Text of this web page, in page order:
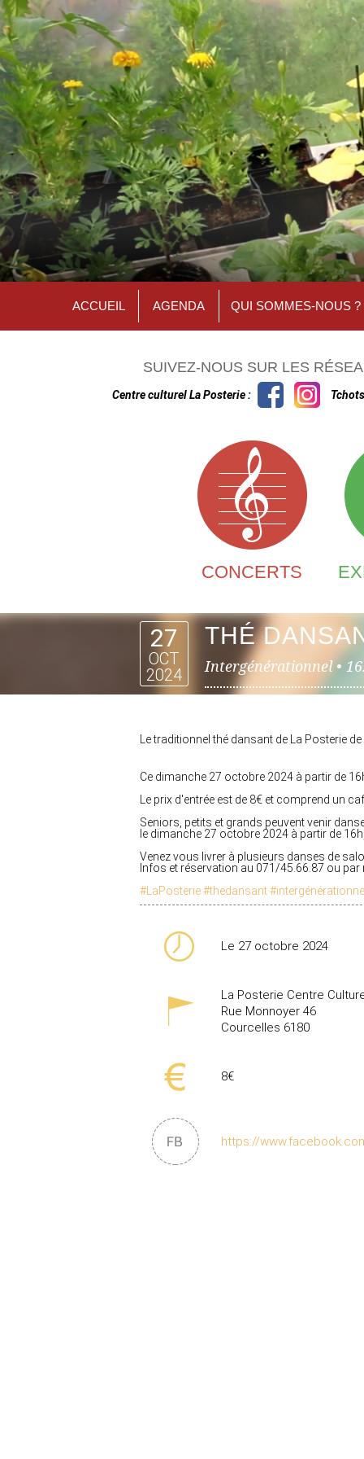
ACCUEIL AGENDA QUI SOMMES-NOUS ?
SUIVEZ-NOUS SUR LES
Centre culturel La Posterie :
CONCERTS
27
OCT
2024
THÉ
Intergénérationnel •
Le traditionnel thé dansant de La Posterie
Ce dimanche 27 octobre 2024 à partir de
Le prix d'entrée est de 8€ et comprend un
Seniors, petits et grands peuvent venir
le dimanche 27 octobre 2024 à partir de 16h
Venez vous livrer à plusieurs danses de
Infos et réservation au 071/45.66.87 ou par
#LaPosterie#thedansant
Le 27 octobre 2024
La Posterie Centre
Rue Monnoyer 46
Courcelles 6180
8€
https://